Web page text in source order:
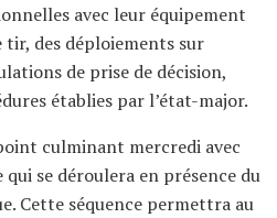
avec leur équipement
tir, des déploiements sur
de prise de décision,
établies par l’état-major.
culminant mercredi avec
se déroulera en présence du
Cette séquence permettra au